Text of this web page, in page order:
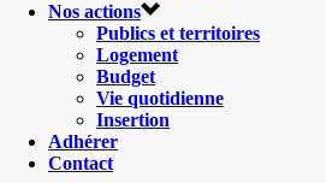
Nos actions
Publics et territoires
Logement
Budget
Vie quotidienne
Insertion
Adhérer
Contact